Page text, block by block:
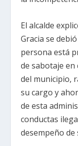
El alcalde
Gracia se
persona está
de sabotaje
del municipio,
su cargo y
de esta
conductas
desempeño de